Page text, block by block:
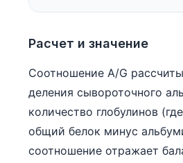
Расчет и значение
Соотношение A/G
деления сывороточного
количество глобулинов
общий белок минус
соотношение отражает
Bahasa Indonesia
Հայերեն
Српски језик
Azərbaycan dili